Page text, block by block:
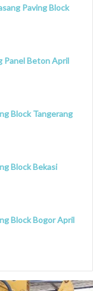
Paving Block
Panel Beton April
Block Tangerang
Block Bekasi
Block Bogor April